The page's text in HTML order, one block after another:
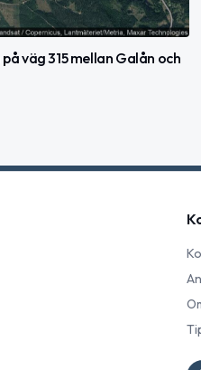
väg 315 mellan Galån och